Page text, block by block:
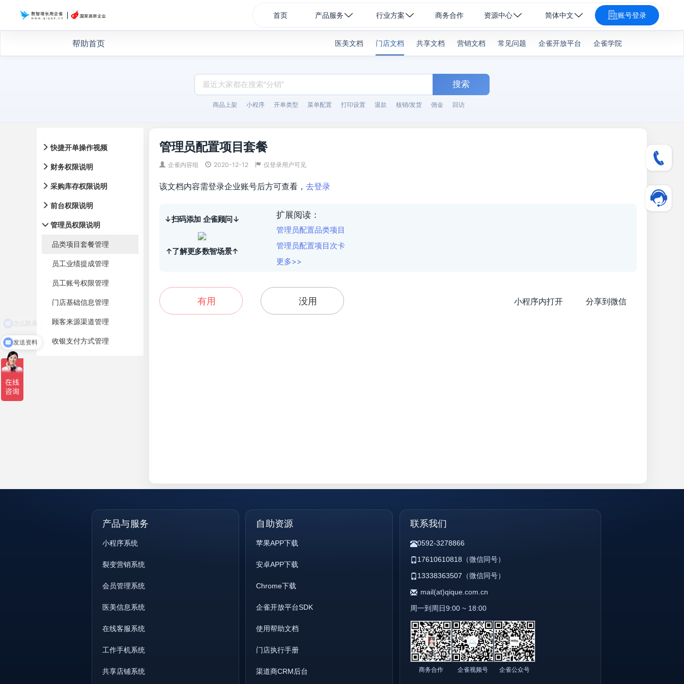
首页 产品服务 行业方案 商务合作 资源中心 简体中文 账号登录
帮助首页 医美文档 门店文档 共享文档 营销文档 常见问题 企雀开放平台 企雀学院
搜索
商品上架 小程序 开单类型 菜单配置 打印设置 退款 核销/发货 佣金 回访
快捷开单操作视频
财务权限说明
采购库存权限说明
前台权限说明
管理员权限说明
品类项目套餐管理
员工业绩提成管理
员工账号权限管理
门店基础信息管理
顾客来源渠道管理
收银支付方式管理
管理员配置项目套餐
企雀内容组 2020-12-12 仅登录用户可见
该文档内容需登录企业账号后方可查看， 去登录
↓扫码添加 企雀顾问↓
↑了解更多数智场景↑
扩展阅读：
管理员配置品类项目
管理员配置项目次卡
更多>>
有用 没用 分享到微信
小程序内打开
产品与服务
小程序系统
裂变营销系统
会员管理系统
医美信息系统
在线客服系统
工作手机系统
共享店铺系统
自助资源
苹果APP下载
安卓APP下载
Chrome下载
企雀开放平台SDK
使用帮助文档
门店执行手册
渠道商CRM后台
联系我们
0592-3278866
17610610818 （微信同号）
13338363507 （微信同号）
mail(at)qique.com.cn
周一到周日9:00 ~ 18:00
商务合作 企雀视频号 企雀公众号
发送资料
怎么联系